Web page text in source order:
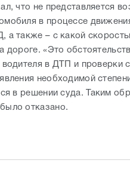
что не представляется
в процессе
а также – с какой
дороге. «Это
водителя в ДТП и проверки
необходимой
в решении суда. Таким
отказано.